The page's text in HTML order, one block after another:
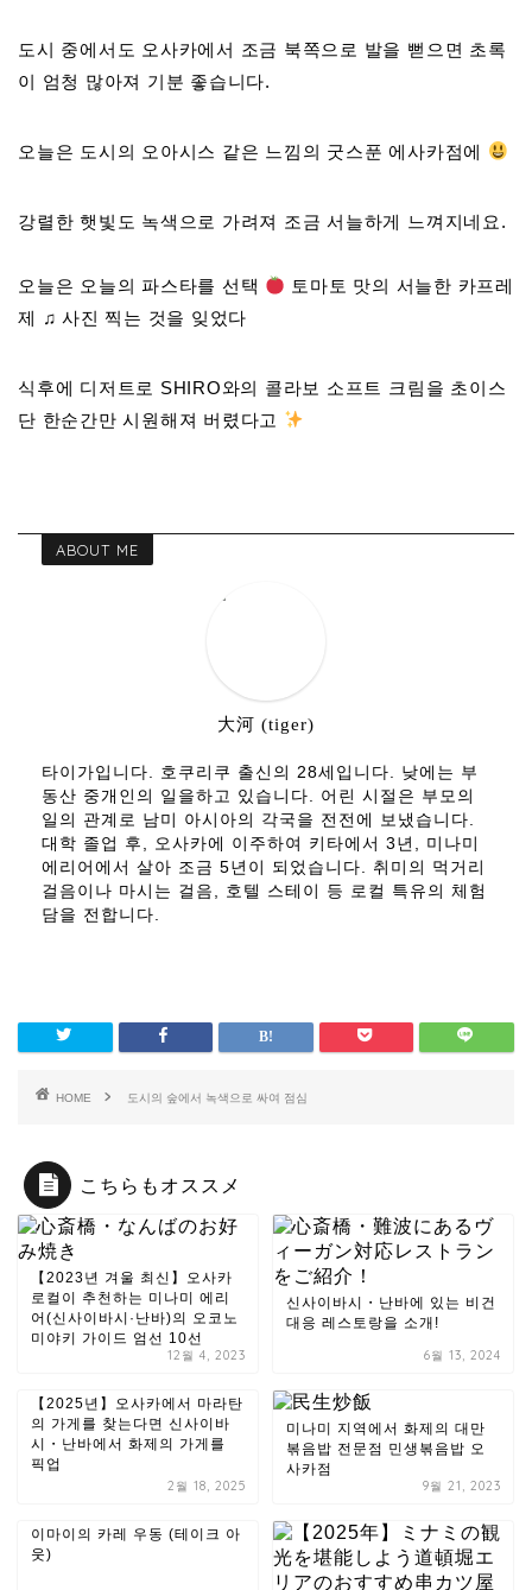
도시 중에서도 오사카에서 조금 북쪽으로 발을 뻗으면 초록
이 엄청 많아져 기분 좋습니다.
오늘은 도시의 오아시스 같은 느낌의 굿스푼 에사카점에
강렬한 햇빛도 녹색으로 가려져 조금 서늘하게 느껴지네요.
오늘은 오늘의 파스타를 선택
토마토 맛의 서늘한 카프레
제 ♫ 사진 찍는 것을 잊었다
식후에 디저트로 SHIRO와의 콜라보 소프트 크림을 초이스
단 한순간만 시원해져 버렸다고
ABOUT ME
大河 (tiger)
타이가입니다. 호쿠리쿠 출신의 28세입니다. 낮에는 부
동산 중개인의 일을하고 있습니다. 어린 시절은 부모의
일의 관계로 남미 아시아의 각국을 전전에 보냈습니다.
대학 졸업 후, 오사카에 이주하여 키타에서 3년, 미나미
에리어에서 살아 조금 5년이 되었습니다. 취미의 먹거리
걸음이나 마시는 걸음, 호텔 스테이 등 로컬 특유의 체험
담을 전합니다.
HOME 도시의 숲에서 녹색으로 싸여 점심
こちらもオススメ
【2023년 겨울 최신】오사카
로컬이 추천하는 미나미 에리
어(신사이바시·난바)의 오코노
미야키 가이드 엄선 10선
12월 4, 2023
신사이바시・난바에 있는 비건
대응 레스토랑을 소개!
6월 13, 2024
【2025년】오사카에서 마라탄
의 가게를 찾는다면 신사이바
시・난바에서 화제의 가게를
픽업
2월 18, 2025
미나미 지역에서 화제의 대만
볶음밥 전문점 민생볶음밥 오
사카점
9월 21, 2023
이마이의 카레 우동 (테이크 아
웃)